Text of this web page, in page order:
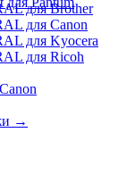
для Brother
для Canon
для Kyocera
для Ricoh
→